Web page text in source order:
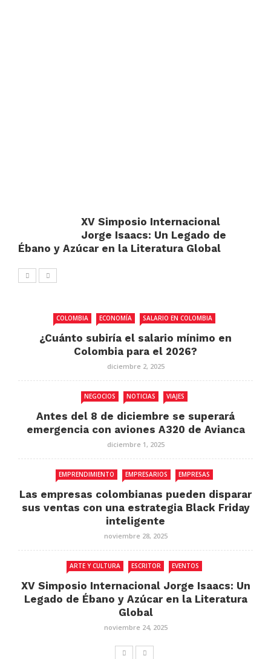
XV Simposio Internacional
Jorge Isaacs: Un Legado de
Ébano y Azúcar en la Literatura Global
COLOMBIA ECONOMÍA SALARIO EN COLOMBIA
¿Cuánto subiría el salario mínimo en
Colombia para el 2026?
diciembre 2, 2025
NEGOCIOS NOTICIAS VIAJES
Antes del 8 de diciembre se superará
emergencia con aviones A320 de Avianca
diciembre 1, 2025
EMPRENDIMIENTO EMPRESARIOS EMPRESAS
Las empresas colombianas pueden disparar
sus ventas con una estrategia Black Friday
inteligente
noviembre 28, 2025
ARTE Y CULTURA ESCRITOR EVENTOS
XV Simposio Internacional Jorge Isaacs: Un
Legado de Ébano y Azúcar en la Literatura
Global
noviembre 24, 2025